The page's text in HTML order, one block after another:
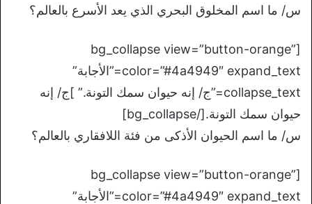
س/ ما اسم المخلوق البحري الذي يعد الأسرع بالعالم؟
[bg_collapse view=”button-orange”
color=”#4a4949″ expand_text=”الأجابة”
collapse_text=”ج/ إنه حيوان سمك التونة.” ]ج/ إنه
حيوان سمك التونة.[/bg_collapse]
س/ ما اسم الحيوان الأذكى من فئة اللافقاري بالعالم؟
[bg_collapse view=”button-orange”
color=”#4a4949″ expand_text=”الأجابة”